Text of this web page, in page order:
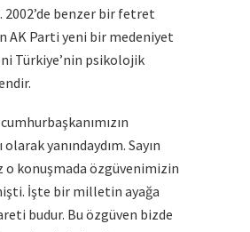
2002’de benzer bir fetret
AK Parti yeni bir medeniyet
Türkiye’nin psikolojik
olarak yanındaydım. Sayın
o konuşmada özgüvenimizin
İşte bir milletin ayağa
budur. Bu özgüven bizde